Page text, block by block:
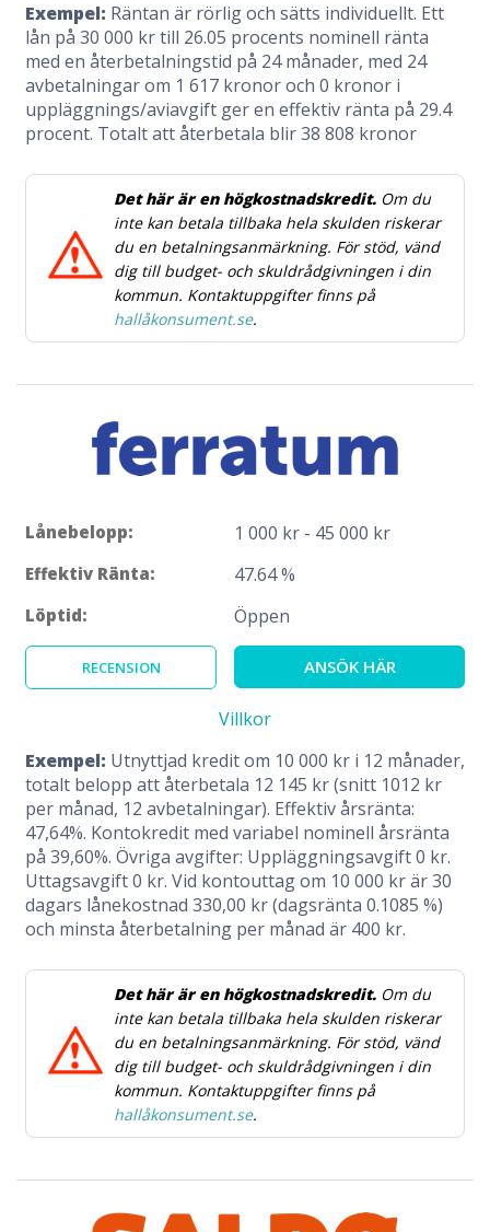
Exempel: Räntan är rörlig och sätts individuellt. Ett
lån på 30 000 kr till 26.05 procents nominell ränta
med en återbetalningstid på 24 månader, med 24
avbetalningar om 1 617 kronor och 0 kronor i
uppläggnings/aviavgift ger en effektiv ränta på 29.4
procent. Totalt att återbetala blir 38 808 kronor
Det här är en högkostnadskredit. Om du
inte kan betala tillbaka hela skulden riskerar
du en betalningsanmärkning. För stöd, vänd
dig till budget- och skuldrådgivningen i din
kommun. Kontaktuppgifter finns på
hallåkonsument.se.
Lånebelopp: 1 000 kr - 45 000 kr
Effektiv Ränta: 47.64 %
Löptid: Öppen
RECENSION ANSÖK HÄR
Villkor
Exempel: Utnyttjad kredit om 10 000 kr i 12 månader,
totalt belopp att återbetala 12 145 kr (snitt 1012 kr
per månad, 12 avbetalningar). Effektiv årsränta:
47,64%. Kontokredit med variabel nominell årsränta
på 39,60%. Övriga avgifter: Uppläggningsavgift 0 kr.
Uttagsavgift 0 kr. Vid kontouttag om 10 000 kr är 30
dagars lånekostnad 330,00 kr (dagsränta 0.1085 %)
och minsta återbetalning per månad är 400 kr.
Det här är en högkostnadskredit. Om du
inte kan betala tillbaka hela skulden riskerar
du en betalningsanmärkning. För stöd, vänd
dig till budget- och skuldrådgivningen i din
kommun. Kontaktuppgifter finns på
hallåkonsument.se.